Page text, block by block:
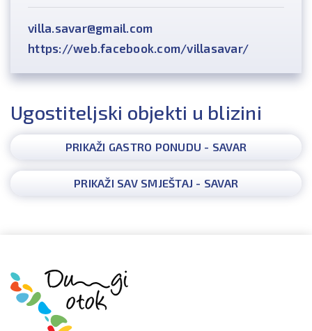
villa.savar@gmail.com
https://web.facebook.com/villasavar/
Ugostiteljski objekti u blizini
PRIKAŽI GASTRO PONUDU - SAVAR
PRIKAŽI SAV SMJEŠTAJ - SAVAR